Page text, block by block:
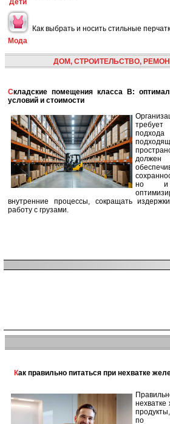
Дети
Мода
Как выбрать и носить стильные
ДОМ, СТРОИТЕЛЬСТВО,
Складские помещения класса B: оптимальный баланс
условий и стоимости
но и
внутренние процессы, сокращать
работу с грузами.
Как правильно питаться при нехватке
по